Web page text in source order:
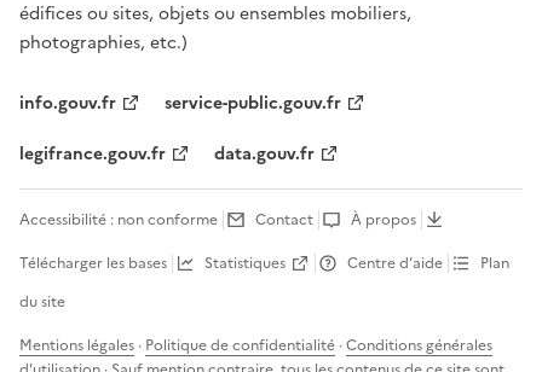
édifices ou sites, objets ou ensembles mobiliers,
photographies, etc.)
info.gouv.fr
service-public.gouv.fr
legifrance.gouv.fr
data.gouv.fr
Accessibilité : non conforme Contact
À propos
Télécharger les bases
Statistiques Centre d’aide
Plan
du site
Mentions légales · Politique de confidentialité ·Conditions générales